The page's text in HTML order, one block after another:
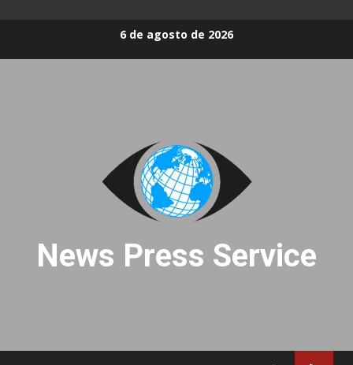
6 de agosto de 2026
News Press Service